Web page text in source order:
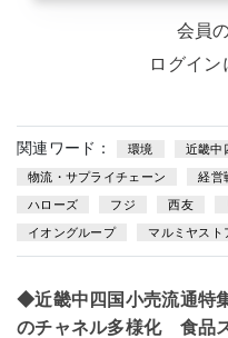
会員
ログイ
関連ワード： 環境 近畿中
物流・サプライチェーン 経営
ハローズ フジ 西友
イオングループ マルミヤスト
◆近畿中四国小売流通特
のチャネル多様化 食品